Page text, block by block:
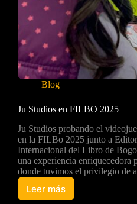
Blog
Ju Studios en FILBO 2025
Ju Studios probando el
en la FILBo 2025 junto a
Internacional del Libro de
una experiencia enriquecedora
donde tuvimos el privilegio de
Leer más
Ju